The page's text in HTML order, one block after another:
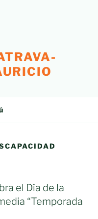
el Día de la
“Temporada